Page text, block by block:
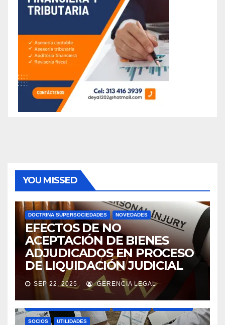
YOU MISSED
DOCTRINA SUPERSOCIEDADES NOVEDADES
EFECTOS DE NO
ACEPTACIÓN DE BIENES
ADJUDICADOS EN PROCESO
DE LIQUIDACIÓN JUDICIAL
SEP 22, 2025 GERENCIA LEGAL
ASAMBLEAS ACCIONISTAS DIVIDENDOS
SOCIOS UTILIDADES